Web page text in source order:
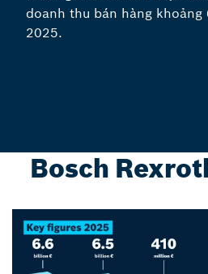
doanh thu bán hàng khoảng
2025.
Bosch